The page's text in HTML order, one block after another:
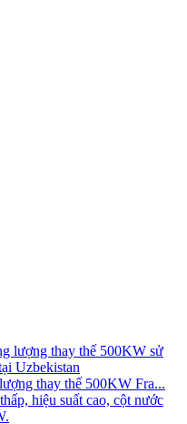
thay thế 500KW Fra...